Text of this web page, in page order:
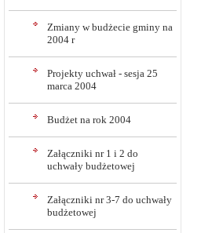
Zmiany w budżecie gminy na
2004 r
Projekty uchwał - sesja 25
marca 2004
Budżet na rok 2004
Załączniki nr 1 i 2 do
uchwały budżetowej
Załączniki nr 3-7 do uchwały
budżetowej